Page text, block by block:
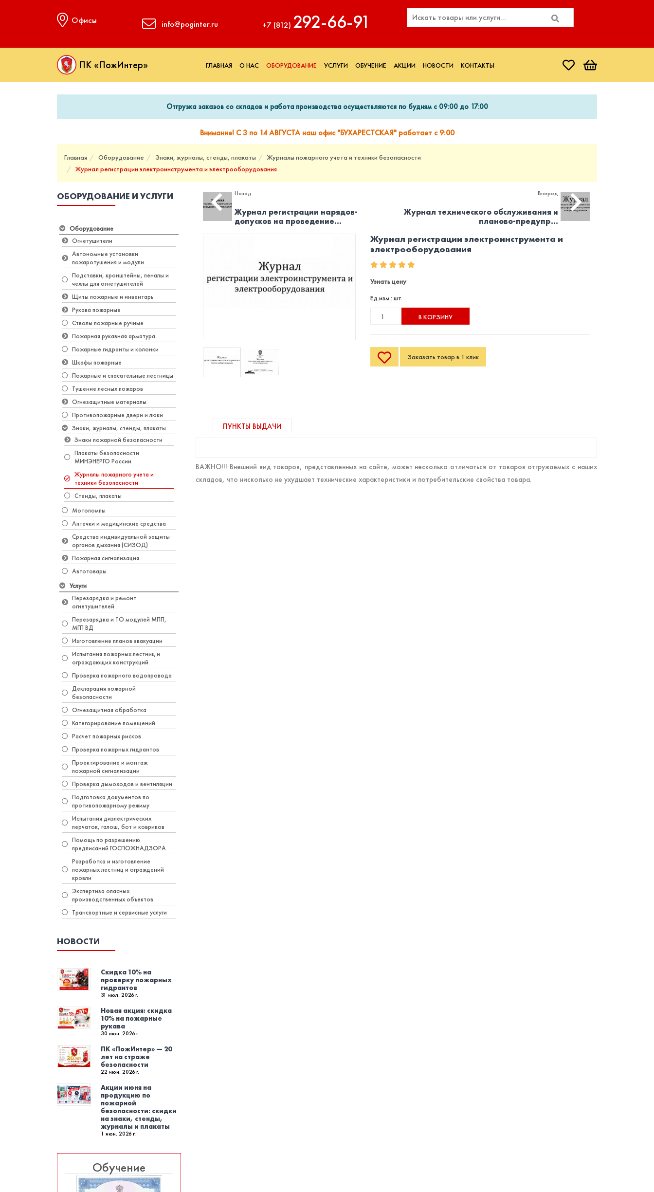
Офисы info@poginter.ru +7 (812) 292‑66‑91
ПК «ПожИнтер» ГЛАВНАЯ О НАС ОБОРУДОВАНИЕ УСЛУГИ ОБУЧЕНИЕ АКЦИИ НОВОСТИ КОНТАКТЫ
Отгрузка заказов со складов и работа производства осуществляются по будням с 09:00 до 17:00
Внимание! С 3 по 14 АВГУСТА наш офис "БУХАРЕСТСКАЯ" работает с 9:00
Главная Оборудование Знаки, журналы, стенды, плакаты
Журналы пожарного учета и техники безопасности
Журнал регистрации электроинструмента и электрооборудования
ОБОРУДОВАНИЕ И УСЛУГИ
Оборудование
Огнетушители
Автономные установки
пожаротушения и модули
Подставки, кронштейны, пеналы и
чехлы для огнетушителей
Щиты пожарные и инвентарь
Рукава пожарные
Стволы пожарные ручные
Пожарная рукавная арматура
Пожарные гидранты и колонки
Шкафы пожарные
Пожарные и спасательные лестницы
Тушение лесных пожаров
Огнезащитные материалы
Противопожарные двери и люки
Знаки, журналы, стенды, плакаты
Знаки пожарной безопасности
Плакаты безопасности
МИНЭНЕРГО России
Журналы пожарного учета и
техники безопасности
Стенды, плакаты
Мотопомпы
Аптечки и медицинские средства
Средства индивидуальной защиты
органов дыхания (СИЗОД)
Пожарная сигнализация
Автотовары
Услуги
Перезарядка и ремонт
огнетушителей
Перезарядка и ТО модулей МПП,
МГП ВД
Изготовление планов эвакуации
Испытания пожарных лестниц и
ограждающих конструкций
Проверка пожарного водопровода
Декларация пожарной
безопасности
Огнезащитная обработка
Категорирование помещений
Расчет пожарных рисков
Проверка пожарных гидрантов
Проектирование и монтаж
пожарной сигнализации
Проверка дымоходов и вентиляции
Подготовка документов по
противопожарному режиму
Испытания диэлектрических
перчаток, галош, бот и ковриков
Помощь по разрешению
предписаний ГОСПОЖНАДЗОРА
Разработка и изготовление
пожарных лестниц и ограждений
кровли
Экспертиза опасных
производственных объектов
Транспортные и сервисные услуги
НОВОСТИ
Скидка 10% на
проверку пожарных
гидрантов
31 июл. 2026 г.
Новая акция: скидка
10% на пожарные
рукава
30 июн. 2026 г.
ПК «ПожИнтер» — 20
лет на страже
безопасности
22 июн. 2026 г.
Акции июня на
продукцию по
пожарной
безопасности: скидки
на знаки, стенды,
журналы и плакаты
1 июн. 2026 г.
Обучение
Назад
Журнал регистрации нарядов-
допусков на проведение...
Вперед
Журнал технического обслуживания и
планово-предупр...
Журнал регистрации электроинструмента и
электрооборудования
Узнать цену
Ед.изм.: шт.
В КОРЗИНУ
Заказать товар в 1 клик
ПУНКТЫ ВЫДАЧИ
ВАЖНО!!! Внешний вид товаров, представленных на сайте, может несколько отличаться от товаров отгружаемых с наших
складов, что нисколько не ухудшает технические характеристики и потребительские свойства товара.